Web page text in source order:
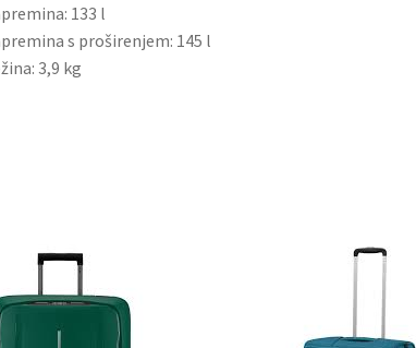
133 l
s proširenjem: 145 l
3,9 kg